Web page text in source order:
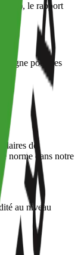
le rapport
ligne pour ces
de
norme dans notre
au niveau